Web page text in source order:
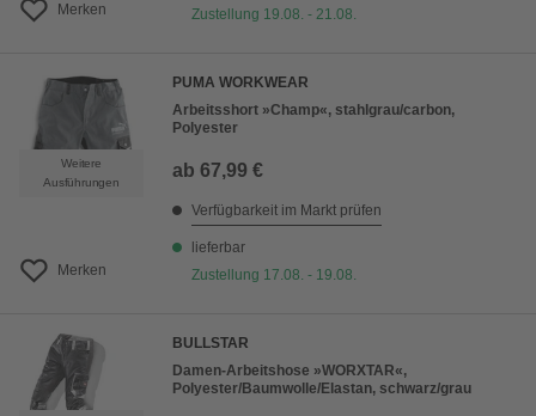
Merken
Zustellung 19.08. - 21.08.
Weitere
Ausführungen
Merken
PUMA WORKWEAR
Arbeitsshort »Champ«, stahlgrau/carbon,
Polyester
ab 67,99 €
Verfügbarkeit im Markt prüfen
lieferbar
Zustellung 17.08. - 19.08.
BULLSTAR
Damen-Arbeitshose »WORXTAR«,
Polyester/Baumwolle/Elastan, schwarz/grau